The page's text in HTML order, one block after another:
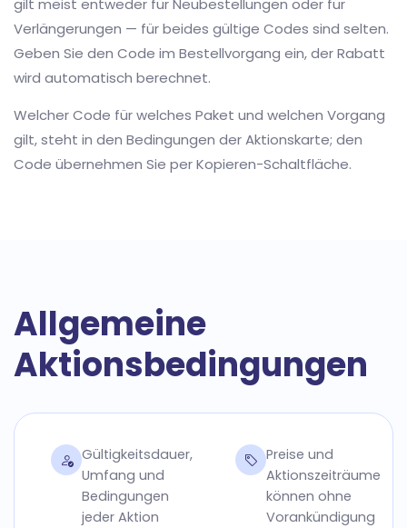
gilt meist entweder für Neubestellungen oder für
Verlängerungen — für beides gültige Codes sind selten.
Geben Sie den Code im Bestellvorgang ein, der Rabatt
wird automatisch berechnet.
Welcher Code für welches Paket und welchen Vorgang
gilt, steht in den Bedingungen der Aktionskarte; den
Code übernehmen Sie per Kopieren-Schaltfläche.
Allgemeine
Aktionsbedingungen
Gültigkeitsdauer,
Umfang und
Bedingungen
jeder Aktion
Preise und
Aktionszeiträume
können ohne
Vorankündigung